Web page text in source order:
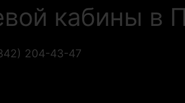
кабины в
204-43-47